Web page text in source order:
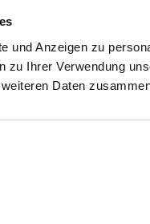
und Anzeigen zu
zu Ihrer Verwendung
Daten